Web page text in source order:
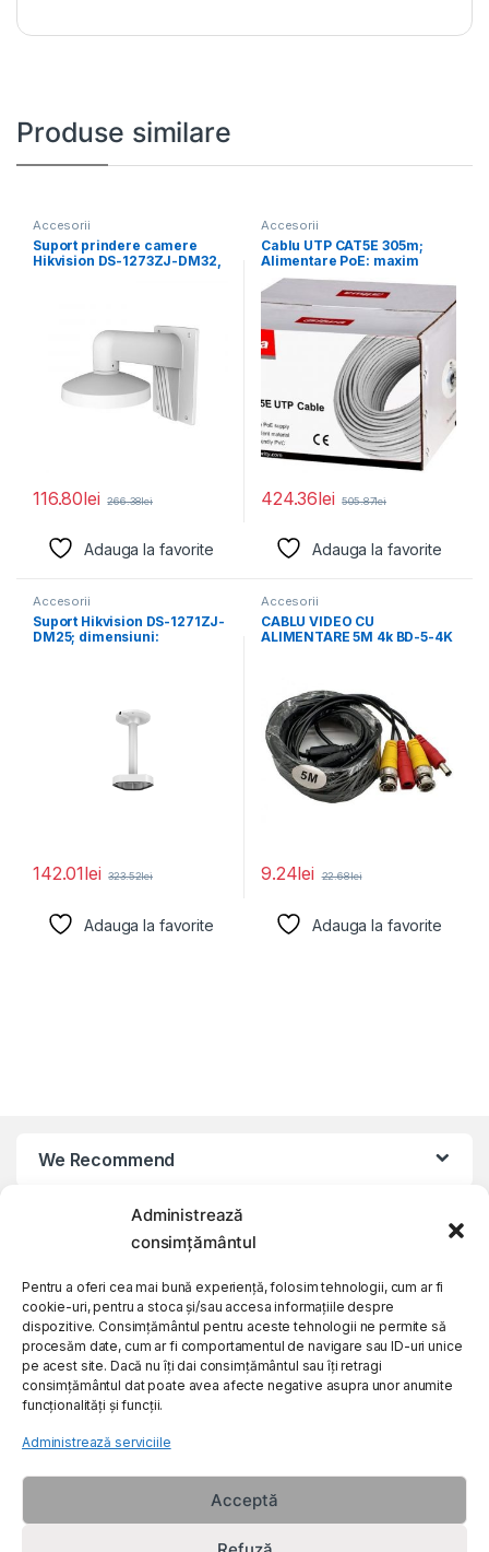
Administrează
consimțământul
Pentru a oferi cea mai bună experiență, folosim tehnologii, cum ar fi
cookie-uri, pentru a stoca și/sau accesa informațiile despre
dispozitive. Consimțământul pentru aceste tehnologii ne permite să
procesăm date, cum ar fi comportamentul de navigare sau ID-uri unice
pe acest site. Dacă nu îți dai consimțământul sau îți retragi
consimțământul dat poate avea afecte negative asupra unor anumite
funcționalități și funcții.
Administrează serviciile
Acceptă
Produse similare
Accesorii
Suport prindere camere
Hikvision DS-1273ZJ-DM32,
116.80lei 266.38lei
Adauga la favorite
Accesorii
Cablu UTP CAT5E 305m;
Alimentare PoE: maxim
160m, conductor: 0.45*
424.36lei 505.87lei
Adauga la favorite
Accesorii
Suport Hikvision DS-1271ZJ-
DM25; dimensiuni:
142.01lei 323.52lei
Adauga la favorite
Accesorii
CABLU VIDEO CU
ALIMENTARE 5M 4k BD-5-4K
9.24lei 22.68lei
Adauga la favorite
We Recommend
My Account
Customer Care
About Us